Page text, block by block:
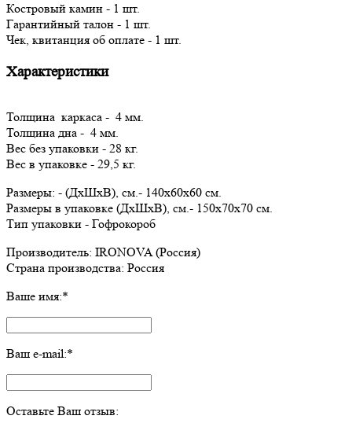
Костровый камин - 1 шт.
Гарантийный талон - 1 шт.
Чек, квитанция об оплате - 1 шт.
Характеристики
Толщина каркаса - 4 мм.
Толщина дна - 4 мм.
Вес без упаковки - 28 кг.
Вес в упаковке - 29,5 кг.
Размеры: - (ДxШxВ), см.- 140x60x60 см.
Размеры в упаковке (ДxШxВ), см.- 150x70x70 см.
Тип упаковки - Гофрокороб
Производитель: IRONOVA (Россия)
Страна производства: Россия
Ваше имя:*
Ваш e-mail:*
Оставьте Ваш отзыв: